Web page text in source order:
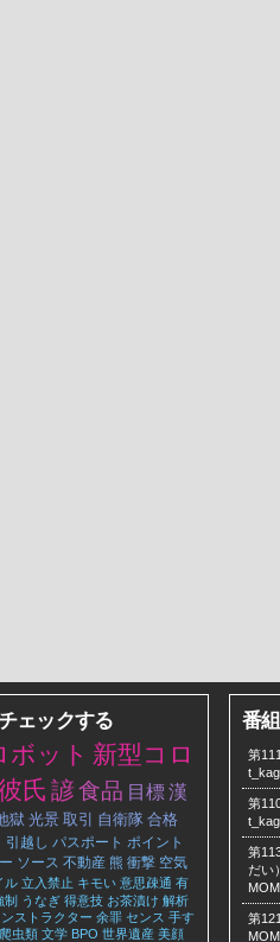
ェックする
ボット 新型コロ
氏 諺食品 目標漢
獄 光景 取引 自衛隊 合格
引越し パスポート ポイント
ソース 不動産 熊 衝撃 空気
ル 立入禁止 キモい 意思疎通 有
制 うなぎ 得意技 お茶漬け 解析
ンストラクター 余罪 センス 手す
爬虫類 文学 BPO 世界遺産 美顔
番
第
第
第
だい
第